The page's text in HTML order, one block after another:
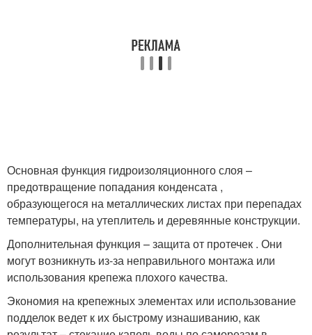
Основная функция гидроизоляционного слоя –
предотвращение попадания конденсата ,
образующегося на металлических листах при перепадах
температуры, на утеплитель и деревянные конструкции.
Дополнительная функция – защита от протечек . Они
могут возникнуть из-за неправильного монтажа или
использования крепежа плохого качества.
Экономия на крепежных элементах или использование
подделок ведет к их быстрому изнашиванию, как